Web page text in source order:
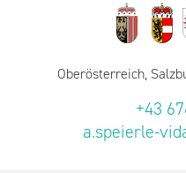
Oberösterreich,
+43
a.speierle-